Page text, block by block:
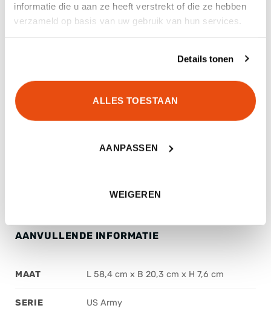
informatie die u aan ze heeft verstrekt of die ze hebben
verzameld op basis van uw gebruik van hun services.
Details tonen
ALLES TOESTAAN
AANPASSEN
WEIGEREN
Daarnaast biedt het draagvest een praktische
oplossing voor het meenemen van een brancard
beter voorbereid op onverwachte situaties.
De combinatie van draagcomfort, functionaliteit en
compatibiliteit maakt de Talon II Assault Litter Carrier
een waardevolle toevoeging voor militaire eenheden,
Het is een betrouwbare oplossing voor iedereen die
AANVULLENDE INFORMATIE
MAAT L 58,4 cm x B 20,3 cm x H 7,6 cm
SERIE US Army